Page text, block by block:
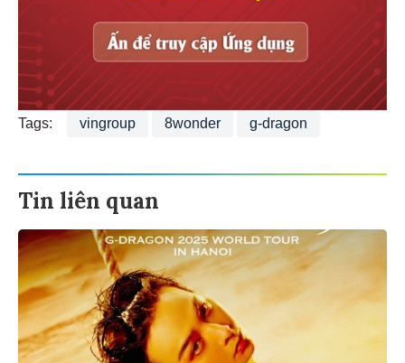
Tags: vingroup 8wonder g-dragon
Tin liên quan